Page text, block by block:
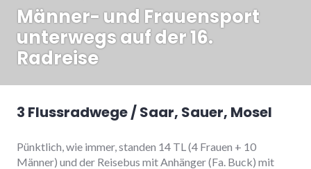
Männer- und Frauensport
unterwegs auf der 16.
Radreise
3 Flussradwege / Saar, Sauer, Mosel
Pünktlich, wie immer, standen 14 TL (4 Frauen + 10
Männer) und der Reisebus mit Anhänger (Fa. Buck) mit